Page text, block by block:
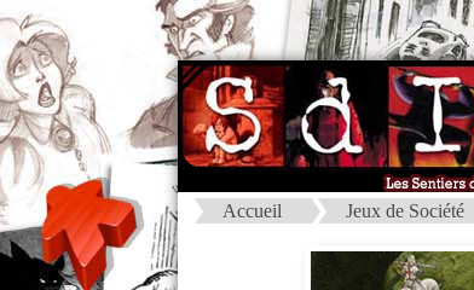
Accueil Jeux de Société